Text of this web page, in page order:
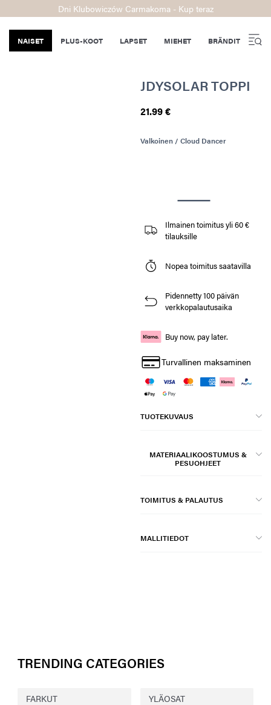
Dni Klubowiczów Carmakoma - Kup teraz
NAISET PLUS-KOOT LAPSET MIEHET BRÄNDIT
JDYSOLAR TOPPI
21.99 €
Valkoinen / Cloud Dancer
Ilmainen toimitus yli 60 €
tilauksille
Nopea toimitus saatavilla
Pidennetty 100 päivän
verkkopalautusaika
Buy now, pay later.
Turvallinen maksaminen
TUOTEKUVAUS
MATERIAALIKOOSTUMUS &
PESUOHJEET
TOIMITUS & PALAUTUS
MALLITIEDOT
TRENDING CATEGORIES
FARKUT YLÄOSAT